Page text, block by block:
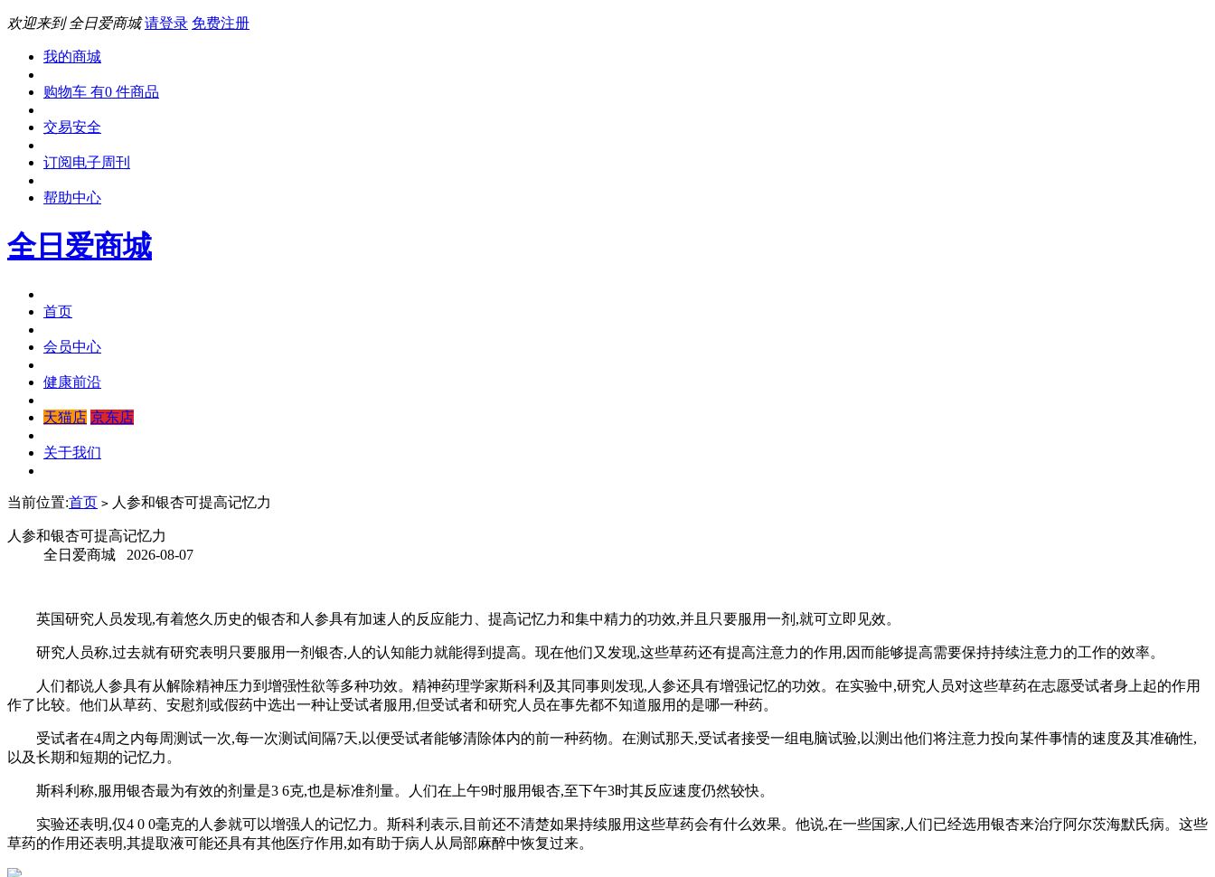
欢迎来到 全日爱商城 请登录 免费注册
我的商城
购物车 有0 件商品
交易安全
订阅电子周刊
帮助中心
全日爱商城
首页
会员中心
健康前沿
天猫店 京东店
关于我们
当前位置:首页 > 人参和银杏可提高记忆力
人参和银杏可提高记忆力
全日爱商城 2026-08-07
英国研究人员发现,有着悠久历史的银杏和人参具有加速人的反应能力、提高记忆力和集中精力的功效,并且只要服用一剂,就可立即见效。
研究人员称,过去就有研究表明只要服用一剂银杏,人的认知能力就能得到提高。现在他们又发现,这些草药还有提高注意力的作用,因而能够提高需要保持持续注意力的工作的效率。
人们都说人参具有从解除精神压力到增强性欲等多种功效。精神药理学家斯科利及其同事则发现,人参还具有增强记忆的功效。在实验中,研究人员对这些草药在志愿受试者身上起的作用
作了比较。他们从草药、安慰剂或假药中选出一种让受试者服用,但受试者和研究人员在事先都不知道服用的是哪一种药。
受试者在4周之内每周测试一次,每一次测试间隔7天,以便受试者能够清除体内的前一种药物。在测试那天,受试者接受一组电脑试验,以测出他们将注意力投向某件事情的速度及其准确性,
以及长期和短期的记忆力。
斯科利称,服用银杏最为有效的剂量是3 6克,也是标准剂量。人们在上午9时服用银杏,至下午3时其反应速度仍然较快。
实验还表明,仅4 0 0毫克的人参就可以增强人的记忆力。斯科利表示,目前还不清楚如果持续服用这些草药会有什么效果。他说,在一些国家,人们已经选用银杏来治疗阿尔茨海默氏病。这些
草药的作用还表明,其提取液可能还具有其他医疗作用,如有助于病人从局部麻醉中恢复过来。